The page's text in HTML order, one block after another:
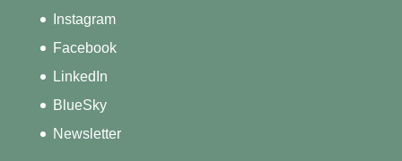
Instagram
Facebook
LinkedIn
BlueSky
Newsletter